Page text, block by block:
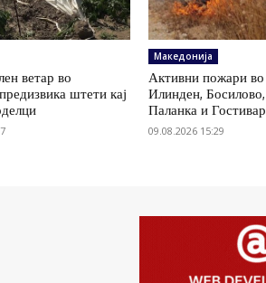
ветар во
штети кај
Македонија
Активни пожари
Илинден,
Паланка и Гостивар
09.08.2026 15:29